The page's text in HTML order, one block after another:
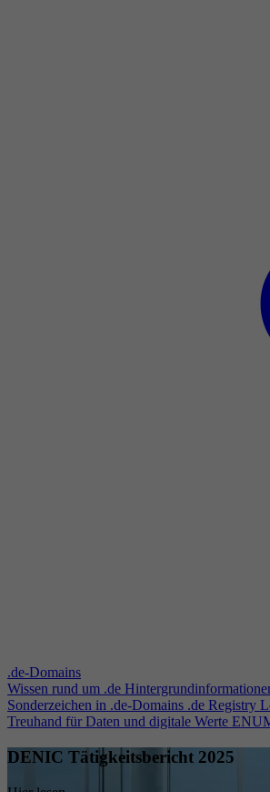
.de-Domains
Wissen rund um .de
Sonderzeichen in .de-Domains .de Registry
Treuhand für Daten und digitale Werte
DENIC Tätigkeitsbericht 2025